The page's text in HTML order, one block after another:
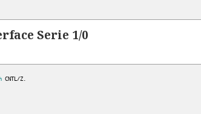
Serie 1/0
CNTL /Z.